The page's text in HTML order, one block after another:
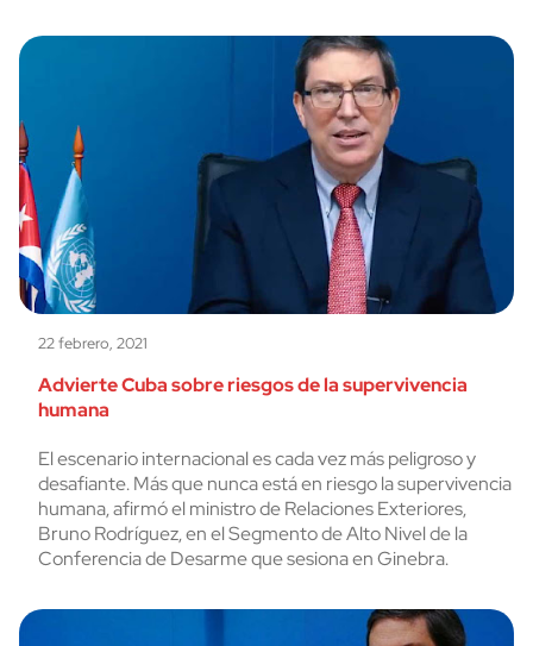
22 febrero, 2021
Advierte Cuba sobre riesgos de la supervivencia
humana
El escenario internacional es cada vez más peligroso y
desafiante. Más que nunca está en riesgo la supervivencia
humana, afirmó el ministro de Relaciones Exteriores,
Bruno Rodríguez, en el Segmento de Alto Nivel de la
Conferencia de Desarme que sesiona en Ginebra.